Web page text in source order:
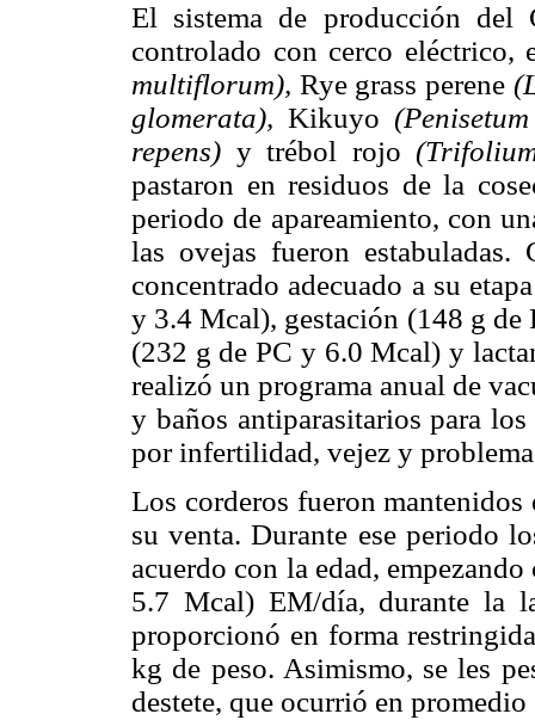
El sistema de producción del
controlado con cerco eléctrico,
multiflorum), Rye grass perene
glomerata), Kikuyo
repens) y trébol rojo
pastaron en residuos de la
periodo de apareamiento, con
las ovejas fueron
concentrado adecuado a su
y 3.4 Mcal), gestación (148 g
(232 g de PC y 6.0 Mcal) y
realizó un programa anual de
y baños antiparasitarios para
por infertilidad, vejez y
Los corderos fueron mantenidos
su venta. Durante ese periodo
acuerdo con la edad,
5.7 Mcal) EM/día, durante la
proporcionó en forma
kg de peso. Asimismo, se les
destete, que ocurrió en